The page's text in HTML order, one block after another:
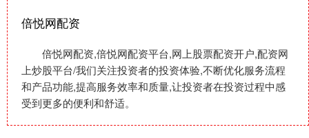
倍悦网配资
倍悦网配资,倍悦网配资平台,网上股票配资开户,配资网
上炒股平台/我们关注投资者的投资体验,不断优化服务流程
和产品功能,提高服务效率和质量,让投资者在投资过程中感
受到更多的便利和舒适。